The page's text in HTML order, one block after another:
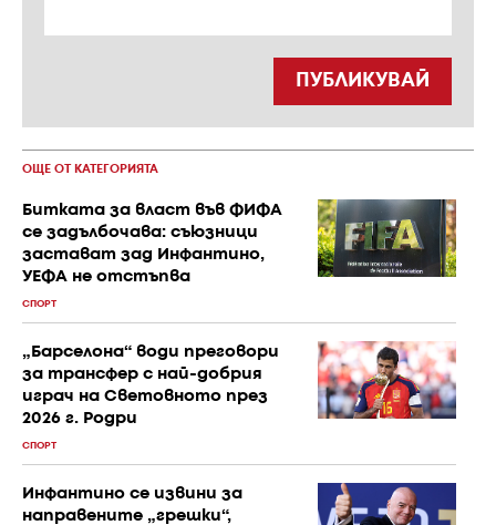
ПУБЛИКУВАЙ
ОЩЕ ОТ КАТЕГОРИЯТА
Битката за власт във ФИФА
се задълбочава: съюзници
застават зад Инфантино,
УЕФА не отстъпва
СПОРТ
„Барселона“ води преговори
за трансфер с най-добрия
играч на Световното през
2026 г. Родри
СПОРТ
Инфантино се извини за
направените „грешки“,